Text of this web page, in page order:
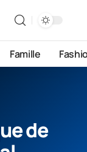
Famille
de